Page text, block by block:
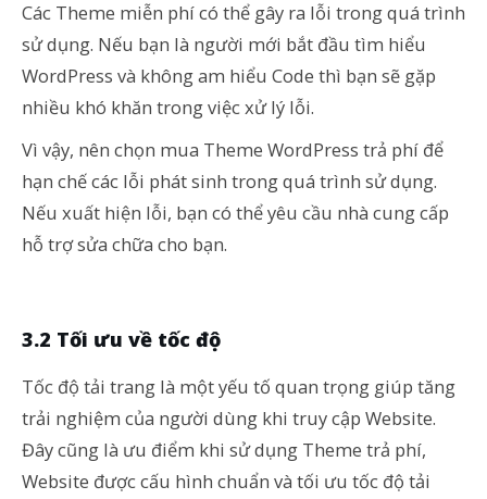
Các Theme miễn phí có thể gây ra lỗi trong quá trình
sử dụng. Nếu bạn là người mới bắt đầu tìm hiểu
WordPress và không am hiểu Code thì bạn sẽ gặp
nhiều khó khăn trong việc xử lý lỗi.
Vì vậy, nên chọn mua Theme WordPress trả phí để
hạn chế các lỗi phát sinh trong quá trình sử dụng.
Nếu xuất hiện lỗi, bạn có thể yêu cầu nhà cung cấp
hỗ trợ sửa chữa cho bạn.
3.2 Tối ưu về tốc độ
Tốc độ tải trang là một yếu tố quan trọng giúp tăng
trải nghiệm của người dùng khi truy cập Website.
Đây cũng là ưu điểm khi sử dụng Theme trả phí,
Website được cấu hình chuẩn và tối ưu tốc độ tải